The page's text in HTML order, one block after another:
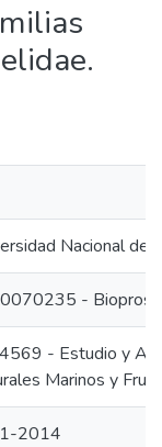
Nacional de
-
- Estudio y
Marinos y
2014